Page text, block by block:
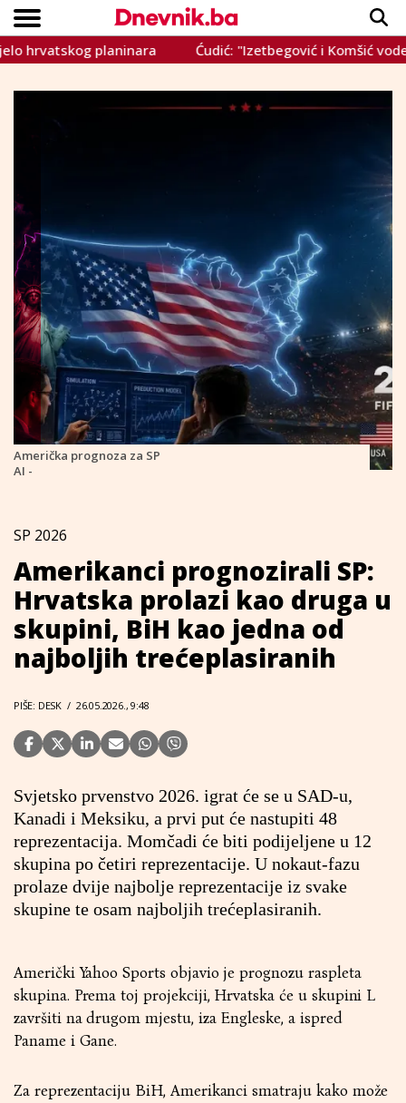
VIJESTI
SPORT
INTERVIEW
TEME
CRNA KRONIKA
LIFESTYLE
Copyright © Dnevnik.ba 2023.
planinara Ćudić: "Izetbegović i Komšić vode hajku
Američka prognoza za SP
AI -
SP 2026
Amerikanci prognozirali SP:
Hrvatska prolazi kao druga u
skupini, BiH kao jedna od
najboljih trećeplasiranih
PIŠE: DESK / 26.05.2026., 9:48
Svjetsko prvenstvo 2026. igrat će se u SAD-u,
Kanadi i Meksiku, a prvi put će nastupiti 48
reprezentacija. Momčadi će biti podijeljene u 12
skupina po četiri reprezentacije. U nokaut-fazu
prolaze dvije najbolje reprezentacije iz svake
skupine te osam najboljih trećeplasiranih.
Američki Yahoo Sports objavio je prognozu raspleta
skupina. Prema toj projekciji, Hrvatska će u skupini L
završiti na drugom mjestu, iza Engleske, a ispred
Paname i Gane.
Za reprezentaciju BiH, Amerikanci smatraju kako može